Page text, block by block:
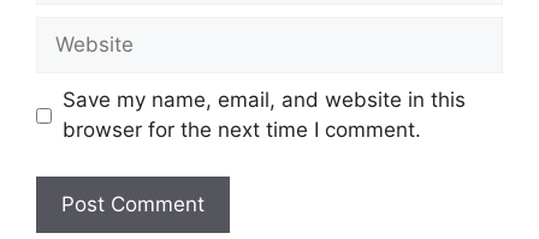
Website
Save my name, email, and website in this
browser for the next time I comment.